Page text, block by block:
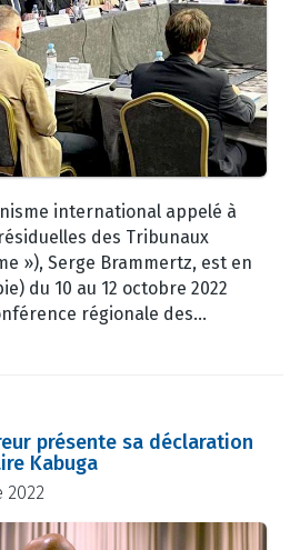
international appelé à
des Tribunaux
»), Serge Brammertz, est en
du 10 au 12 octobre 2022
régionale des…
présente sa déclaration
Kabuga
2022